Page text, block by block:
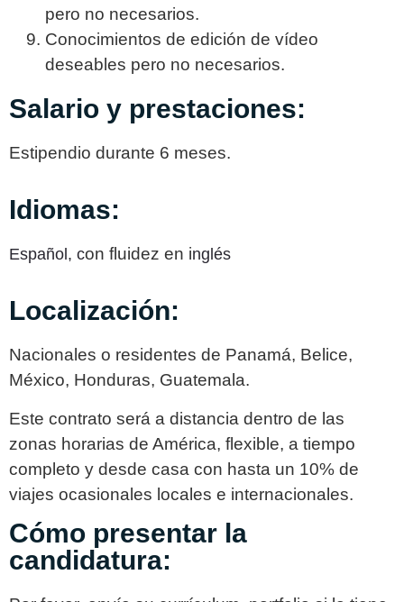
pero no necesarios.
Conocimientos de edición de vídeo
deseables pero no necesarios.
Salario y prestaciones:
Estipendio durante 6 meses.
Idiomas:
Español, con fluidez en inglés
Localización:
Nacionales o residentes de Panamá, Belice,
México, Honduras, Guatemala.
Este contrato será a distancia dentro de las
zonas horarias de América, flexible, a tiempo
completo y desde casa con hasta un 10% de
viajes ocasionales locales e internacionales.
Cómo presentar la
candidatura: